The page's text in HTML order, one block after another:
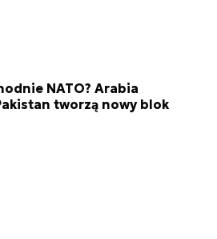
NATO? Arabia
tworzą nowy blok